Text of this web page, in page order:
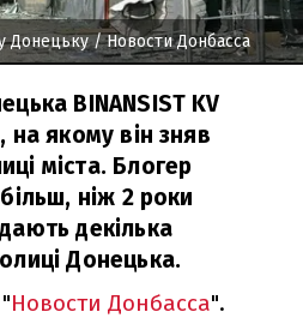
Донецьку/ Новости Донбасса
BINANSIST KV
на якому він зняв
міста. Блогер
ніж 2 роки
декілька
Донецька.
Новости Донбасса".